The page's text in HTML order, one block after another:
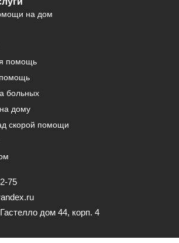
на дом
помощь
помощь
больных
дому
скорой помощи
75
Гастелло дом 44, корп. 4